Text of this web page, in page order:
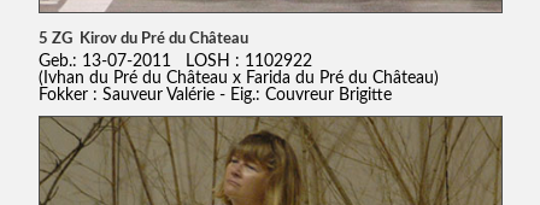
5 ZG Kirov du Pré du Château
Geb.: 13-07-2011 LOSH : 1102922
(Ivhan du Pré du Château x Farida du Pré du Château)
Fokker : Sauveur Valérie - Eig.: Couvreur Brigitte